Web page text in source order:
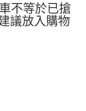
不等於已搶
議放入購物